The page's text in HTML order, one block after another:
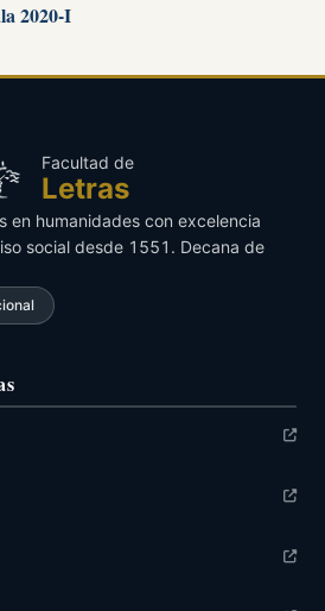
2020-I
Facultad de
Letras
en humanidades con excelencia
social desde 1551. Decana de